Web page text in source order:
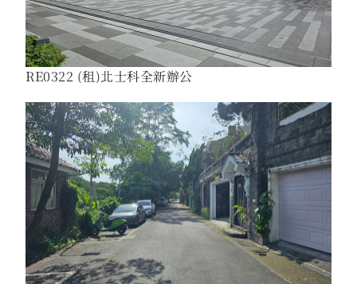
RE0322 (租)北士科全新辦公